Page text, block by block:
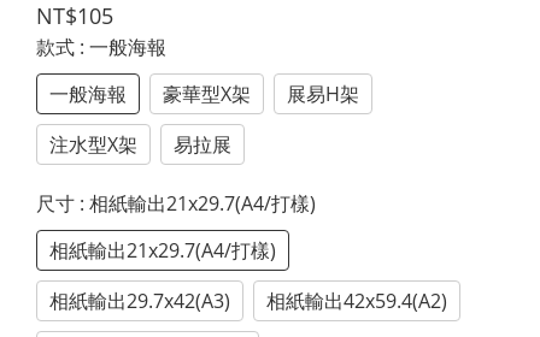
NT$105
款式 : 一般海報
一般海報
豪華型X架
展易H架
注水型X架
易拉展
尺寸 : 相紙輸出21x29.7(A4/打樣)
相紙輸出21x29.7(A4/打樣)
相紙輸出29.7x42(A3)
相紙輸出42x59.4(A2)